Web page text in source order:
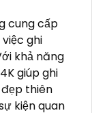
cung cấp
ghi
khả năng
giúp ghi
thiên
kiện quan